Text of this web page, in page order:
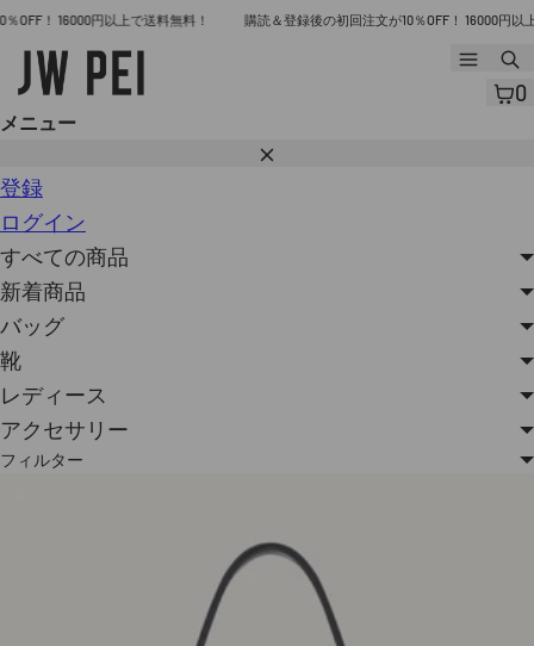
コ
テ
ン
へ
ス
キ
ッ
プ
！ 16000円以上で送料無料！ 購読＆登録後の初回注文が10％OFF！ 16000円以上で
メ
ニ
ュ
0
メニュー
閉
登録
ログイン
すべての商品
新着商品
バッグ
靴
レディース
アクセサリー
フィルター